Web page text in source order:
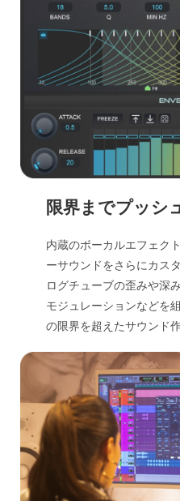
限界までプッシ
内蔵のボーカルエフェク
ーサウンドをさらにカス
ログチューブの歪みや深
モジュレーションなどを
の限界を超えたサウンド